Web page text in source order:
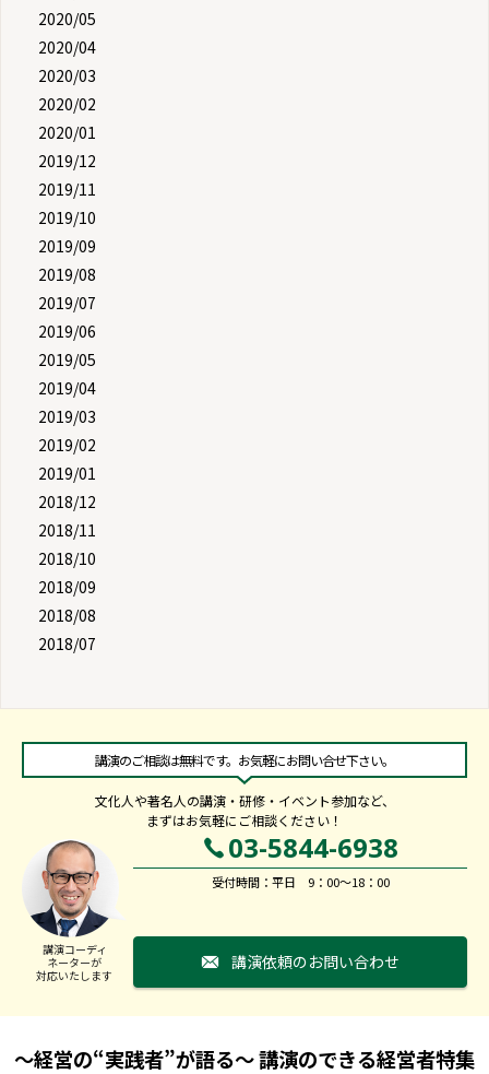
2020/05
2020/04
2020/03
2020/02
2020/01
2019/12
2019/11
2019/10
2019/09
2019/08
2019/07
2019/06
2019/05
2019/04
2019/03
2019/02
2019/01
2018/12
2018/11
2018/10
2018/09
2018/08
2018/07
講演のご相談は無料です。お気軽にお問い合せ下さい。
文化人や著名人の講演・研修・イベント参加など、
まずはお気軽にご相談ください！
講演コーディ
ネーターが
対応いたします
03-5844-6938
受付時間：平日 9：00～18：00
講演依頼のお問い合わせ
～経営の“実践者”が語る～ 講演のできる経営者特集